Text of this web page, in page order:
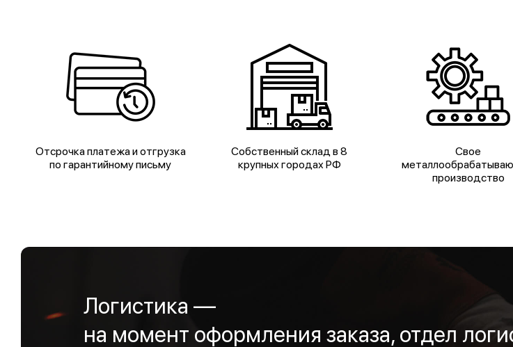
Отсрочка платежа и отгрузка
по гарантийному письму
Собственный склад в 8
крупных городах РФ
Свое
производство
Логистика —
на момент оформления заказа, отдел